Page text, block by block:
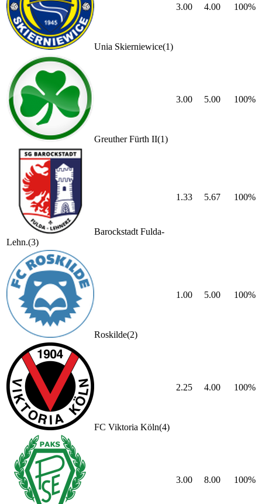
Unia Skierniewice(1)
3.00 4.00 100%
Greuther Fürth II(1)
3.00 5.00 100%
Barockstadt Fulda-
Lehn.(3)
1.33 5.67 100%
Roskilde(2)
1.00 5.00 100%
FC Viktoria Köln(4)
2.25 4.00 100%
3.00 8.00 100%